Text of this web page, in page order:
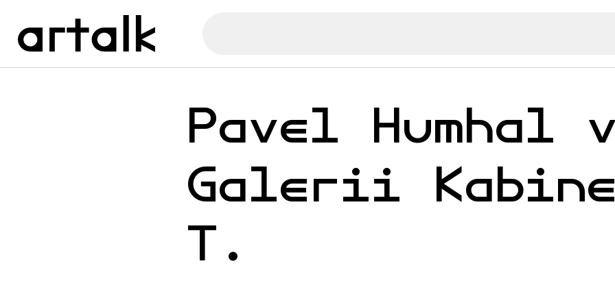
Pavel Humhal
Galerii
T.